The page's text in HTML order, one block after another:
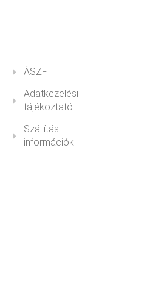
ÁSZF
Adatkezelési
tájékoztató
Szállítási
információk